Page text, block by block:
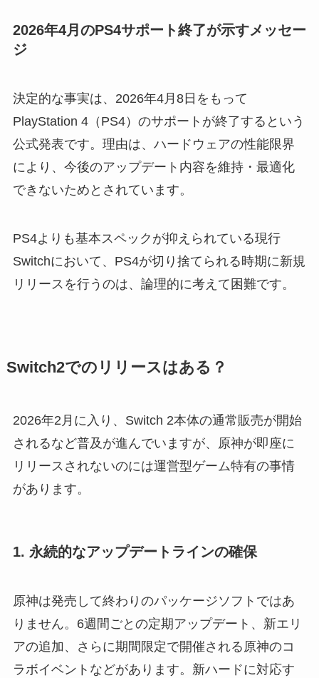
2026年4月のPS4サポート終了が示すメッセー
ジ
決定的な事実は、2026年4月8日をもって
PlayStation 4（PS4）のサポートが終了するという
公式発表です。理由は、ハードウェアの性能限界
により、今後のアップデート内容を維持・最適化
できないためとされています。
PS4よりも基本スペックが抑えられている現行
Switchにおいて、PS4が切り捨てられる時期に新規
リリースを行うのは、論理的に考えて困難です。
Switch2でのリリースはある？
2026年2月に入り、Switch 2本体の通常販売が開始
されるなど普及が進んでいますが、原神が即座に
リリースされないのには運営型ゲーム特有の事情
があります。
1. 永続的なアップデートラインの確保
原神は発売して終わりのパッケージソフトではあ
りません。6週間ごとの定期アップデート、新エリ
アの追加、さらに期間限定で開催される原神のコ
ラボイベントなどがあります。新ハードに対応す